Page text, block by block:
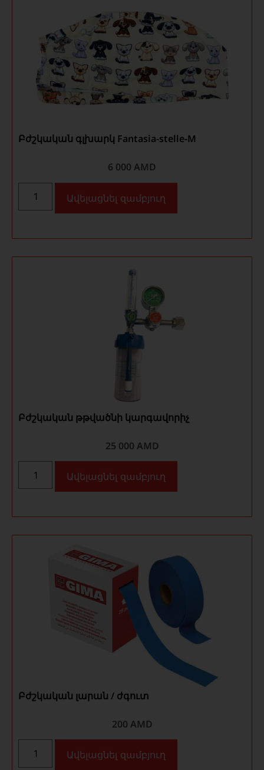
Բժշկական գլխարկ Fantasia-stelle-M
6 000 AMD
Ավելացնել զամբյուղ
Բժշկական թթվածնի կարգավորիչ
25 000 AMD
Ավելացնել զամբյուղ
Բժշկական լարան / ժգուտ
200 AMD
Ավելացնել զամբյուղ